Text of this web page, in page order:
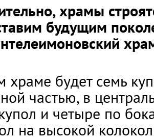
храмы
будущим
будет семь
частью, в
и четыре по
на высокой